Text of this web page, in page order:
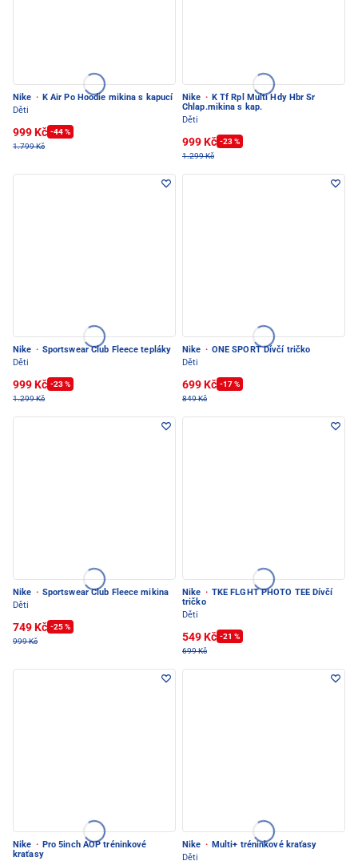
Nike · K Air Po Hoodie mikina s kapucí
Děti
999 Kč -44 %
1.799 Kč
Nike · K Tf Rpl Multi Hdy Hbr Sr
Chlap.mikina s kap.
Děti
999 Kč -23 %
1.299 Kč
Nike · Sportswear Club Fleece tepláky
Děti
999 Kč -23 %
1.299 Kč
Nike · ONE SPORT Dívčí tričko
Děti
699 Kč -17 %
849 Kč
Nike · Sportswear Club Fleece mikina
Děti
749 Kč -25 %
999 Kč
Nike · TKE FLGHT PHOTO TEE Dívčí
tričko
Děti
549 Kč -21 %
699 Kč
Nike · Pro 5inch AOP tréninkové
kraťasy
Nike · Multi+ tréninkové kraťasy
Děti